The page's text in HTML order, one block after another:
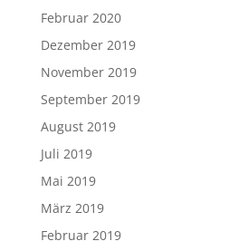
Februar 2020
Dezember 2019
November 2019
September 2019
August 2019
Juli 2019
Mai 2019
März 2019
Februar 2019